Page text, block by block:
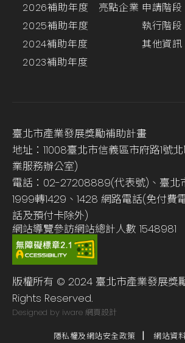
2026補助年度
2025補助年度
2024補助年度
2023補助年度
亮點企業 申請階段
執行階段
其他資訊
臺北市產業發展獎勵補助計畫
地址：11008臺北市信義區市府路1號
業服務辦公室)
電話：02-27208889(代表號)、臺北
1999轉1429、1428 網路電話(免付費
話及預付卡除外)
網站導覽參訪網站總計人數 1548981
版權所有 © 2024 臺北市產業發展獎
Rights Reserved.
Designed by iware 網頁設計
隱私權及網站安全政策 網站資